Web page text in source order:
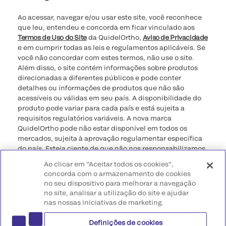
Ao acessar, navegar e/ou usar este site, você reconhece
que leu, entendeu e concorda em ficar vinculado aos
Termos de Uso do Siteda QuidelOrtho, Aviso de Privacidade
e em cumprir todas as leis e regulamentos aplicáveis. Se
você não concordar com estes termos, não use o site.
Além disso, o site contém informações sobre produtos
direcionadas a diferentes públicos e pode conter
detalhes ou informações de produtos que não são
acessíveis ou válidas em seu país. A disponibilidade do
produto pode variar para cada país e está sujeita a
requisitos regulatórios variáveis. A nova marca
QuidelOrtho pode não estar disponível em todos os
mercados, sujeita à aprovação regulamentar específica
do país. Esteja ciente de que não nos responsabilizamos
estar em conformidade com qualquer processo legal,
regulamento, registro ou uso no seu país de origem.
©2026 QuidelOrtho Corporation. Todos os direitos
Ao clicar em "Aceitar todos os cookies",
concorda com o armazenamento de cookies
no seu dispositivo para melhorar a navegação
no site, analisar a utilização do site e ajudar
nas nossas iniciativas de marketing.
Definições de cookies